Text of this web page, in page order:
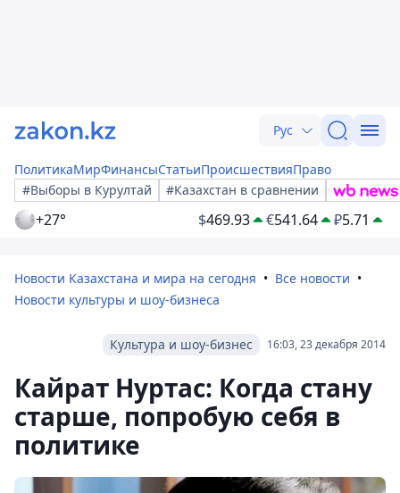
Рус
ПолитикаМирФинансыСтатьиПроисшествияПраво
#Выборы в Курултай
#Казахстан в сравнении
+27° $469.93 €541.64 ₽5.71
Новости Казахстана и мира на сегодня
Все новости
Новости культуры и шоу-бизнеса
16:03, 23 декабря 2014
Культура и шоу-бизнес
Кайрат Нуртас: Когда стану
старше, попробую себя в
политике